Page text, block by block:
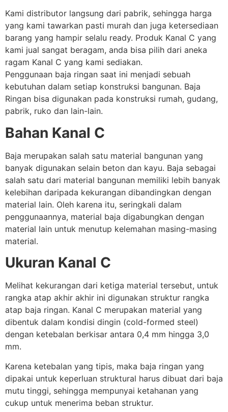
Kami distributor langsung dari pabrik, sehingga harga
yang kami tawarkan pasti murah dan juga ketersediaan
barang yang hampir selalu ready. Produk Kanal C yang
kami jual sangat beragam, anda bisa pilih dari aneka
ragam Kanal C yang kami sediakan.
Penggunaan baja ringan saat ini menjadi sebuah
kebutuhan dalam setiap konstruksi bangunan. Baja
Ringan bisa digunakan pada konstruksi rumah, gudang,
pabrik, ruko dan lain-lain.
Bahan Kanal C
Baja merupakan salah satu material bangunan yang
banyak digunakan selain beton dan kayu. Baja sebagai
salah satu dari material bangunan memiliki lebih banyak
kelebihan daripada kekurangan dibandingkan dengan
material lain. Oleh karena itu, seringkali dalam
penggunaannya, material baja digabungkan dengan
material lain untuk menutup kelemahan masing-masing
material.
Ukuran Kanal C
Melihat kekurangan dari ketiga material tersebut, untuk
rangka atap akhir akhir ini digunakan struktur rangka
atap baja ringan. Kanal C merupakan material yang
dibentuk dalam kondisi dingin (cold-formed steel)
dengan ketebalan berkisar antara 0,4 mm hingga 3,0
mm.
Karena ketebalan yang tipis, maka baja ringan yang
dipakai untuk keperluan struktural harus dibuat dari baja
mutu tinggi, sehingga mempunyai ketahanan yang
cukup untuk menerima beban struktur.